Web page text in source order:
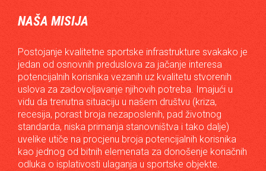
NAŠA MISIJA
Postojanje kvalitetne sportske infrastrukture svakako je
jedan od osnovnih preduslova za jačanje interesa
potencijalnih korisnika vezanih uz kvalitetu stvorenih
uslova za zadovoljavanje njihovih potreba. Imajući u
vidu da trenutna situaciju u našem društvu (kriza,
recesija, porast broja nezaposlenih, pad životnog
standarda, niska primanja stanovništva i tako dalje)
uvelike utiče na procjenu broja potencijalnih korisnika
kao jednog od bitnih elemenata za donošenje konačnih
odluka o isplativosti ulaganja u sportske objekte.